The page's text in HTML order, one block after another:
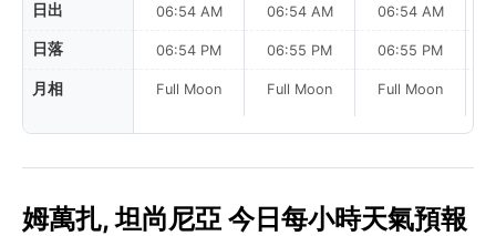
日出
日落
月相
06:54 AM
06:54 PM
Full Moon
06:54 AM
06:55 PM
Full Moon
06:54 AM
06:55 PM
Full Moon
姆萬扎, 坦尚尼亞 今日每小時天氣預報